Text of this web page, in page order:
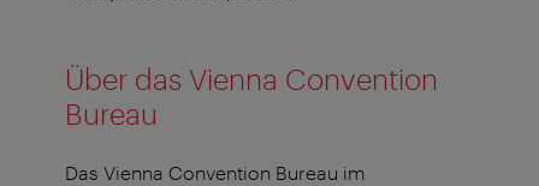
Über das Vienna Convention
Bureau
Das Vienna Convention Bureau im